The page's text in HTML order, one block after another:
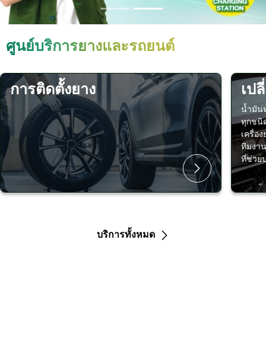
ศูนย์บริการยางและรถยนต์
การติดตั้งยาง เป
น้ำมัน
ทุกชนิ
เครื่อ
ทีมงา
ที่ช่วย
บริการทั้งหมด